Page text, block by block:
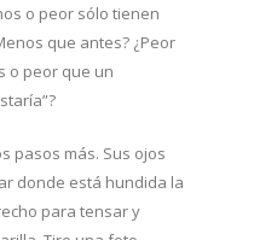
o peor sólo tienen
que antes? ¿Peor
o peor que un
pasos más. Sus ojos
donde está hundida la
para tensar y